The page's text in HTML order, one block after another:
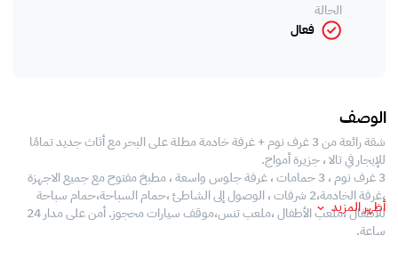
الحالة
فعال
الوصف
شقة رائعة من 3 غرف نوم + غرفة خادمة مطلة على البحر مع أثاث جديد تمامًا
للإيجار في تالا ، جزيرة أمواج.
3 غرف نوم ، 3 حمامات ، غرفة جلوس واسعة ، مطبخ مفتوح مع جميع الاجهزة
،غرفة الخادمة،2 شرفات ، الوصول إلى الشاطئ ،حمام السباحة،حمام سباحة
للأطفال ،ملعب الأطفال ،ملعب تنس،موقف سيارات محجوز. أمن على مدار 24
ساعة.
أظهر المزيد